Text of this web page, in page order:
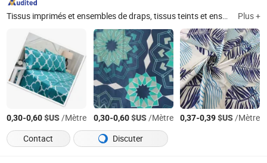
Tissus imprimés et ensembles de draps, tissus teints et ensembles de draps, tissus embossés et ensembles de draps, rideaux de bain, satin, pongee, taffetas, mini mat Plus +
0,30-0,60$US/Mètre 0,30-0,60$US/Mètre 0,37-0,39$US/Mètre
Contact
Discuter